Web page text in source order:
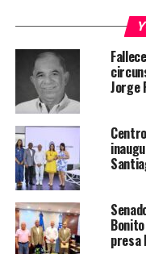
Jorge
presa